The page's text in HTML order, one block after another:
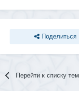
Поделиться
Перейти к списку тем